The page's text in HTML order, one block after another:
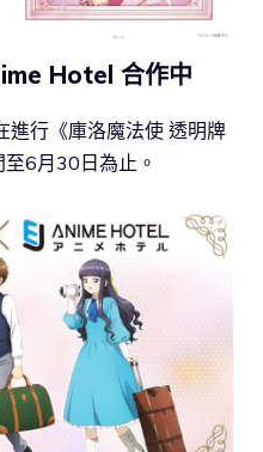
Hotel 合作中
進行《庫洛魔法使 透明牌
6月30日為止。